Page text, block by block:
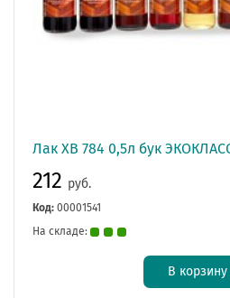
Лак ХВ 784 0,5л бук
212 руб.
Код: 00001541
На складе:
В корзину